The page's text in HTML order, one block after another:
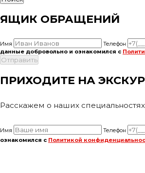
ЯЩИК ОБРАЩЕНИЙ
Имя Телефон
данные добровольно и ознакомился с
ПРИХОДИТЕ НА
Расскажем о наших
Имя Телефон
ознакомился с Политикой